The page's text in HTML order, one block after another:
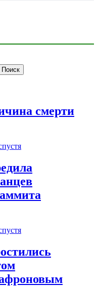
смерти